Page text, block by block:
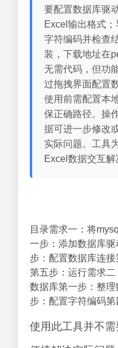
要配置数据库驱
Excel输出格式
字符编码并检查
装，下载地址在
无需代码，但功
过拖拽界面配置
使用前需配置本
保正确路径。操
据可进一步修改
实际问题。工具
Excel数据交互解
目录需求一：将
一步：添加数据库
步：配置数据库连
第五步：运行需求
数据库第一步：整
步：配置字符编码第
使用此工具并不